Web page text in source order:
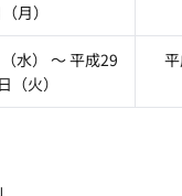
月）
水） ～ 平成29
（火）